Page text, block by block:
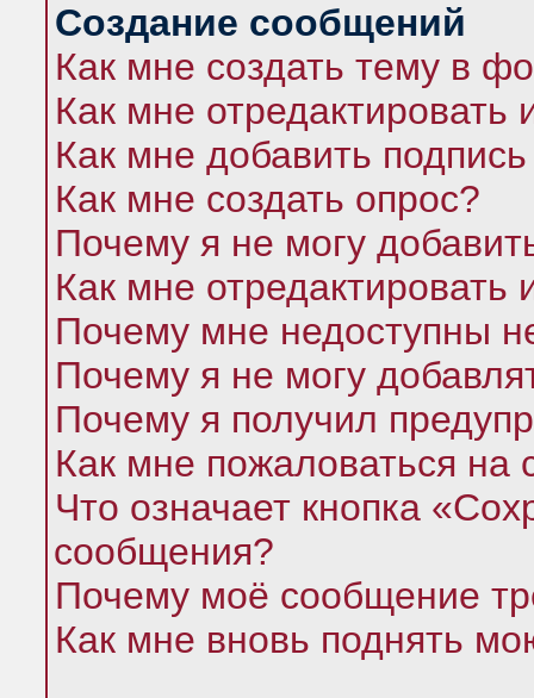
Создание сообщений
Как мне создать тему в
Как мне
Как мне добавить
Как мне создать опрос?
Почему я не могу
Как мне отредактировать
Почему мне недоступны
Почему я не могу
Почему я получил
Как мне пожаловаться
Что означает кнопка
сообщения?
Почему моё сообщение
Как мне вновь поднять